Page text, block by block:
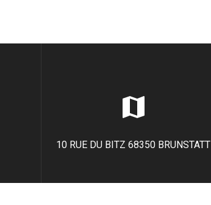
10 RUE DU BITZ 68350 BRUNSTATT